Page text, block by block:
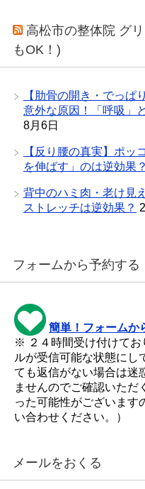
高松市の整体院 グ
もOK！)
【肋骨の開き・でっぱ
意外な原因！「呼吸」
8月6日
【反り腰の真実】ポッ
を伸ばす」のは逆効果？
背中のハミ肉・老け見
ストレッチは逆効果？
フォームから予約する
簡単！フォームか
※ ２４時間受け付けて
ルが受信可能な状態にし
ても返信がない場合は迷
ませんのでご確認いただ
った可能性がございます
い合わせください。）
メールをおくる